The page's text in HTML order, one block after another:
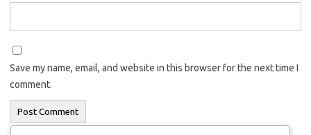
Save my name, email, and website in this browser for the next time I
comment.